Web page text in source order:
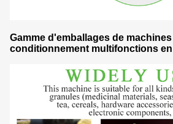
Gamme d'emballages de
conditionnement multifonctions